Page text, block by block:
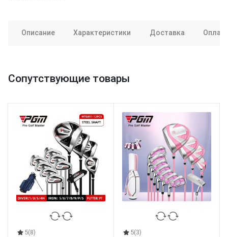
Описание Характеристики Доставка
Сопутствующие товары
5(8) 5(3)